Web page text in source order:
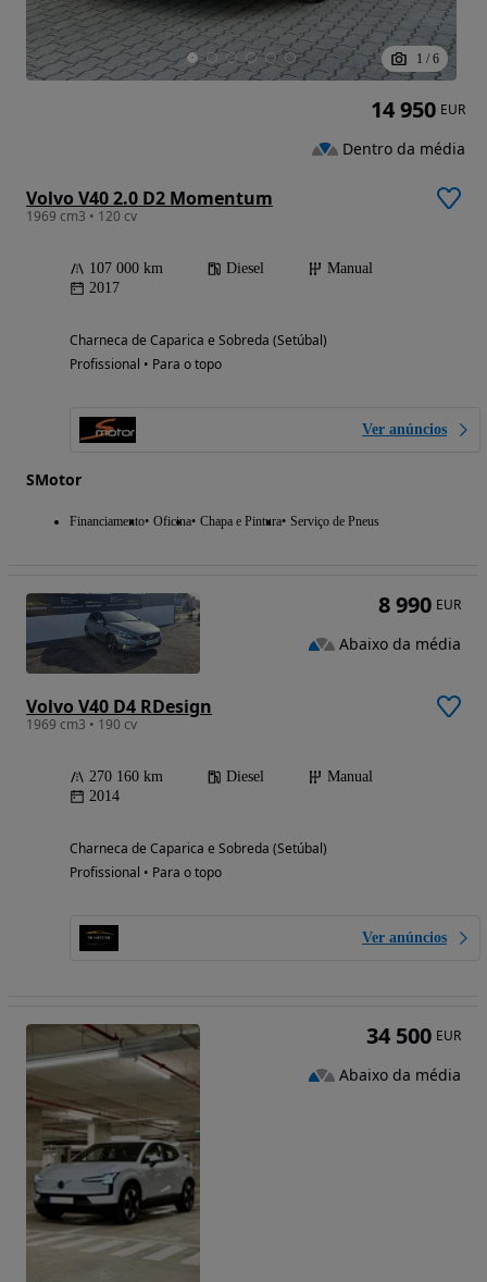
1 / 6
Volvo V40 2.0 D2 Momentum
1969 cm3 • 120 cv
107 000 km Diesel
Manual
2017
Charneca de Caparica e Sobreda (Setúbal)
Profissional • Para o topo
Ver anúncios
SMotor
Financiamento Oficina Chapa e Pintura Serviço de Pneus
14 950 EUR
Dentro da média
Volvo V40 D4 RDesign
1969 cm3 • 190 cv
270 160 km Diesel
Manual
2014
Charneca de Caparica e Sobreda (Setúbal)
Profissional • Para o topo
Ver anúncios
8 990 EUR
Abaixo da média
34 500 EUR
Abaixo da média